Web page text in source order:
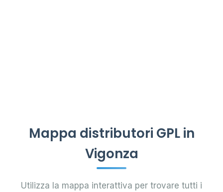
Mappa distributori GPL in
Vigonza
Utilizza la mappa interattiva per trovare tutti i